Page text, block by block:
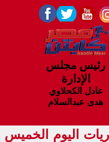
رئيس مجلس
الإدارة
عادل الكحلاوي
هدى عبدالسلام
اليوم الخميس